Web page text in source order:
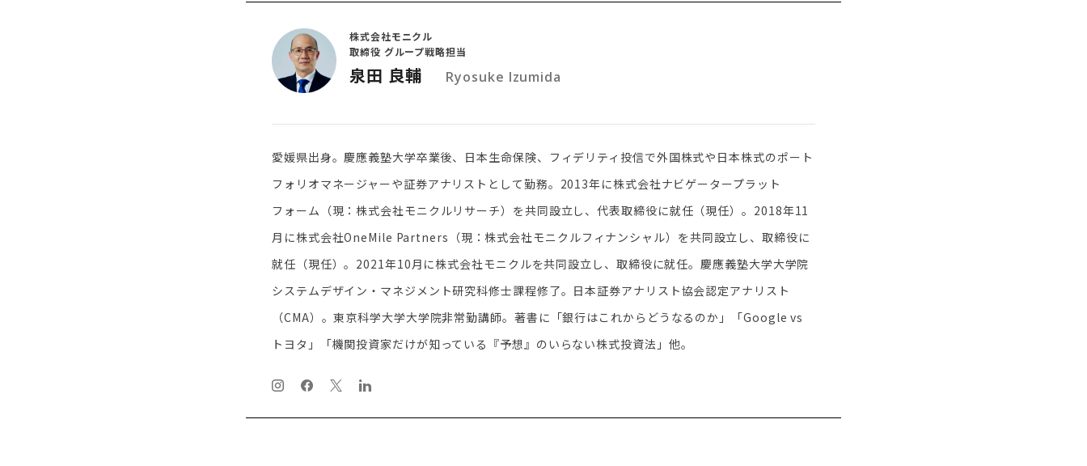
株式会社モニクル
取締役 グループ戦略担当
泉田 良輔 Ryosuke Izumida
愛媛県出身。慶應義塾大学卒業後、日本生命保険、フィデリティ投信で外国株式や日本株式のポート
フォリオマネージャーや証券アナリストとして勤務。2013年に株式会社ナビゲータープラット
フォーム（現：株式会社モニクルリサーチ）を共同設立し、代表取締役に就任（現任）。2018年11
月に株式会社OneMile Partners（現：株式会社モニクルフィナンシャル）を共同設立し、取締役に
就任（現任）。2021年10月に株式会社モニクルを共同設立し、取締役に就任。慶應義塾大学大学院
システムデザイン・マネジメント研究科修士課程修了。日本証券アナリスト協会認定アナリスト
（CMA）。東京科学大学大学院非常勤講師。著書に「銀行はこれからどうなるのか」「Google vs
トヨタ」「機関投資家だけが知っている『予想』のいらない株式投資法」他。